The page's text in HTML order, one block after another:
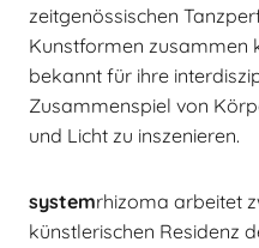
zeitgenössischen
Kunstformen zusammen
bekannt für ihre
Zusammenspiel von
und Licht zu inszenieren.
systemrhizoma arbeitet
künstlerischen Residenz